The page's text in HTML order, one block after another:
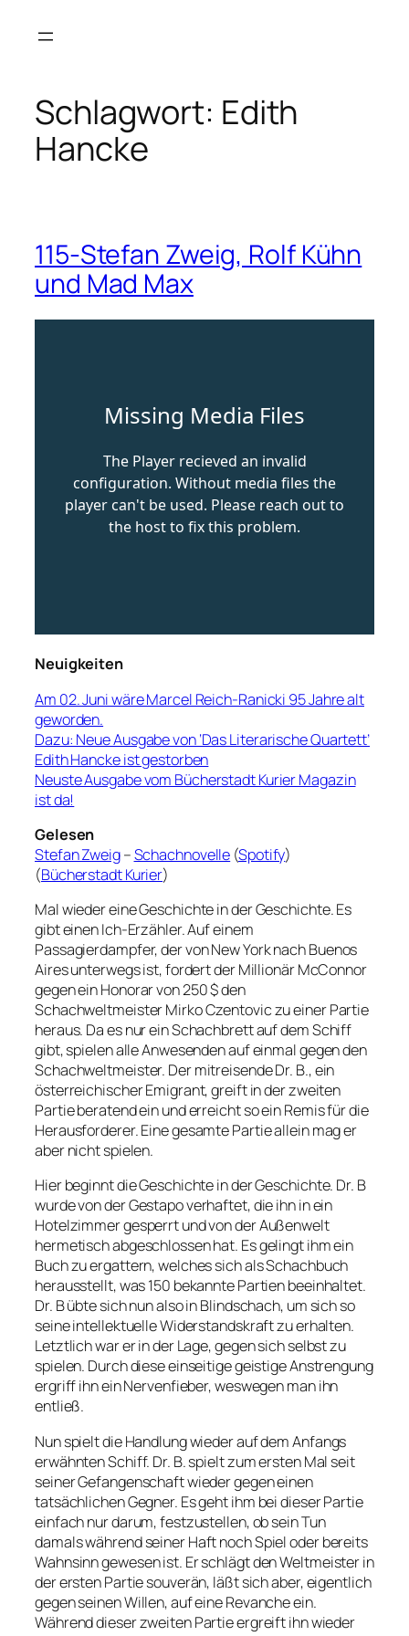
Inhalt
Schlagwort: Edith
Hancke
115-Stefan Zweig, Rolf Kühn
und Mad Max
Neuigkeiten
Am 02. Juni wäre Marcel Reich-Ranicki 95 Jahre alt
geworden.
Dazu: Neue Ausgabe von ‘Das Literarische Quartett’
Edith Hancke ist gestorben
Neuste Ausgabe vom Bücherstadt Kurier Magazin
ist da!
Gelesen
Stefan Zweig–Schachnovelle (Spotify)
(Bücherstadt Kurier)
Mal wieder eine Geschichte in der Geschichte. Es
gibt einen Ich-Erzähler. Auf einem
Passagierdampfer, der von New York nach Buenos
Aires unterwegs ist, fordert der Millionär McConnor
gegen ein Honorar von 250 $ den
Schachweltmeister Mirko Czentovic zu einer Partie
heraus. Da es nur ein Schachbrett auf dem Schiff
gibt, spielen alle Anwesenden auf einmal gegen den
Schachweltmeister. Der mitreisende Dr. B., ein
österreichischer Emigrant, greift in der zweiten
Partie beratend ein und erreicht so ein Remis für die
Herausforderer. Eine gesamte Partie allein mag er
aber nicht spielen.
Hier beginnt die Geschichte in der Geschichte. Dr. B
wurde von der Gestapo verhaftet, die ihn in ein
Hotelzimmer gesperrt und von der Außenwelt
hermetisch abgeschlossen hat. Es gelingt ihm ein
Buch zu ergattern, welches sich als Schachbuch
herausstellt, was 150 bekannte Partien beeinhaltet.
Dr. B übte sich nun also in Blindschach, um sich so
seine intellektuelle Widerstandskraft zu erhalten.
Letztlich war er in der Lage, gegen sich selbst zu
spielen. Durch diese einseitige geistige Anstrengung
ergriff ihn ein Nervenfieber, weswegen man ihn
entließ.
Nun spielt die Handlung wieder auf dem Anfangs
erwähnten Schiff. Dr. B. spielt zum ersten Mal seit
seiner Gefangenschaft wieder gegen einen
tatsächlichen Gegner. Es geht ihm bei dieser Partie
einfach nur darum, festzustellen, ob sein Tun
damals während seiner Haft noch Spiel oder bereits
Wahnsinn gewesen ist. Er schlägt den Weltmeister in
der ersten Partie souverän, läßt sich aber, eigentlich
gegen seinen Willen, auf eine Revanche ein.
Während dieser zweiten Partie ergreift ihn wieder